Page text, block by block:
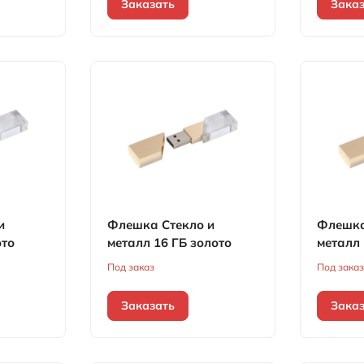
Заказать
Флешка Стекло и
металл 16 ГБ золото
Под заказ
Заказать
металл
Под заказ